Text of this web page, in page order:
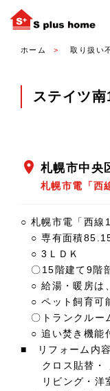
ホーム 取り扱い
ステイツ
location_on 札幌市中央
札幌市電「
○ 札幌市電「西
○ 専有面積
○ 3ＬＤＫ
〇15階建て9階
○ 給湯・暖房は
○ ペット飼育可
〇トランクルー
○ 追い焚き機能
■ リフォーム内容
クロス貼替・
リビング・洋室